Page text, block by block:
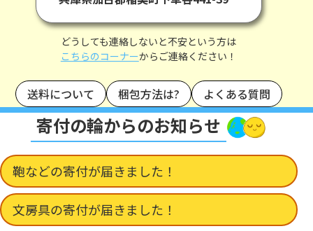
どうしても連絡しないと不安という方は
こちらのコーナーからご連絡ください！
送料について 梱包方法は? よくある質問
寄付の輪からのお知らせ
鞄などの寄付が届きました！
文房具の寄付が届きました！